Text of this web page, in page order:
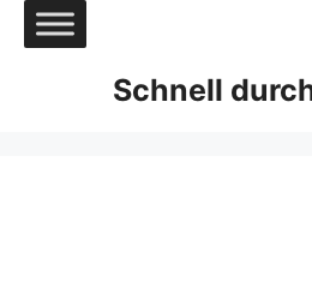
Zum
Inhalt
Schnell